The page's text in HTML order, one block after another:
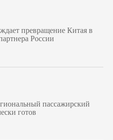
превращение Китая в
России
пассажирский
готов